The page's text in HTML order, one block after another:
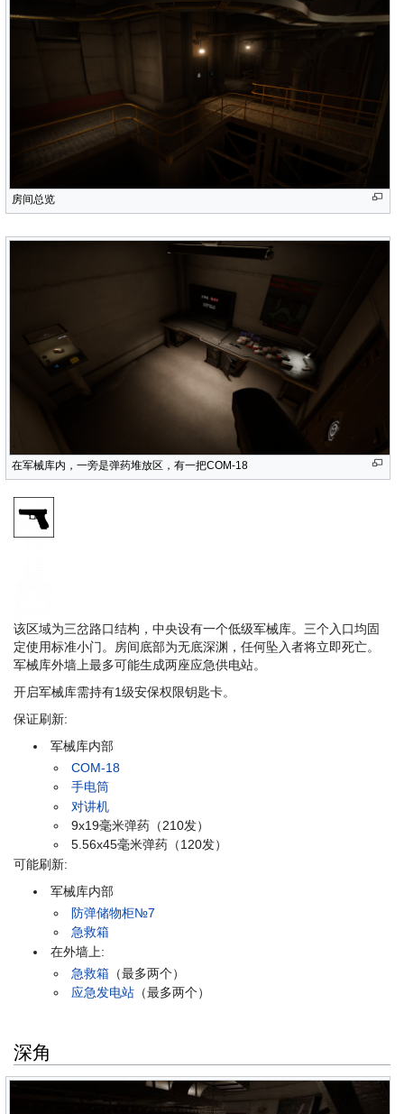
房间总览
在军械库内，一旁是弹药堆放区，有一把COM-18
该区域为三岔路口结构，中央设有一个低级军械库。三个入口均固
定使用标准小门。房间底部为无底深渊，任何坠入者将立即死亡。
军械库外墙上最多可能生成两座应急供电站。
开启军械库需持有1级安保权限钥匙卡。
保证刷新:
军械库内部
COM-18
手电筒
对讲机
9x19毫米弹药（210发）
5.56x45毫米弹药（120发）
可能刷新:
军械库内部
防弹储物柜№7
急救箱
在外墙上:
急救箱（最多两个）
应急发电站（最多两个）
深角